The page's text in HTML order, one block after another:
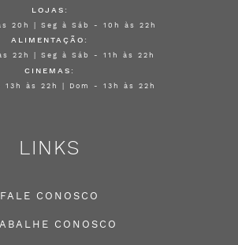
LOJAS:
20h | Seg à Sáb - 10h às 22h
ALIMENTAÇÃO:
22h | Seg à Sáb - 11h às 22h
CINEMAS:
13h às 22h | Dom - 13h às 22h
LINKS
FALE CONOSCO
CONOSCO